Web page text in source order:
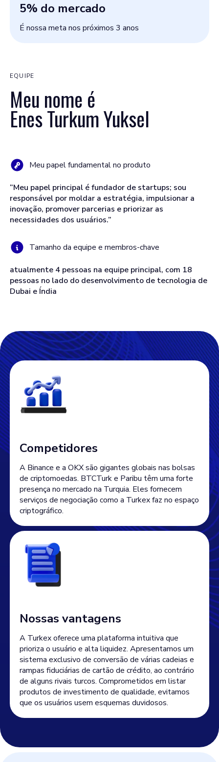
5% do mercado
É nossa meta nos próximos 3 anos
EQUIPE
Meu nome é
Enes Turkum Yuksel
Meu papel fundamental no produto
“Meu papel principal é fundador de startups; sou
responsável por moldar a estratégia, impulsionar a
inovação, promover parcerias e priorizar as
necessidades dos usuários.”
Tamanho da equipe e membros-chave
atualmente 4 pessoas na equipe principal, com 18
pessoas no lado do desenvolvimento de tecnologia de
Dubai e Índia
Competidores
A Binance e a OKX são gigantes globais nas bolsas
de criptomoedas. BTCTurk e Paribu têm uma forte
presença no mercado na Turquia. Eles fornecem
serviços de negociação como a Turkex faz no espaço
criptográfico.
Nossas vantagens
A Turkex oferece uma plataforma intuitiva que
prioriza o usuário e alta liquidez. Apresentamos um
sistema exclusivo de conversão de várias cadeias e
rampas fiduciárias de cartão de crédito, ao contrário
de alguns rivais turcos. Comprometidos em listar
produtos de investimento de qualidade, evitamos
que os usuários usem esquemas duvidosos.